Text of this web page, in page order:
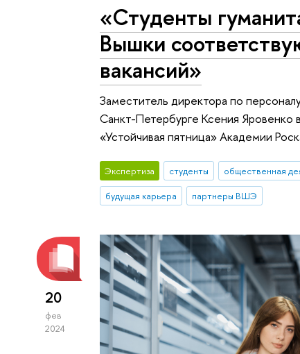
«Студенты
Вышки
вакансий»
Заместитель директора по
Санкт-Петербурге Ксения Яровенко
«Устойчивая пятница» Академии
Экспертиза студенты общественная
будущая карьера
партнеры ВШЭ
20
фев
2024